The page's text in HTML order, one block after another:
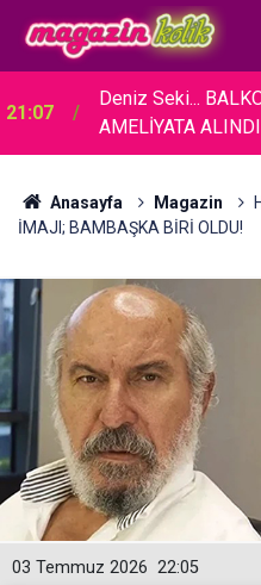
21:07
Deniz Seki...
AMELİYATA
Anasayfa Magazin
İMAJI; BAMBAŞKA BİRİ OLDU!
22:05
03 Temmuz 2026